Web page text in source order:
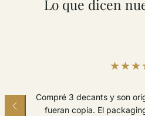
Lo que dicen
Buscaba probar Bleu de
frasco. Súper original,